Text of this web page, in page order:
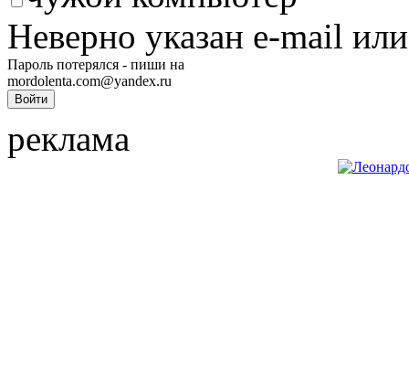
Неверно указан e-mail
Пароль потерялся - пиши на
mordolenta.com@yandex.ru
реклама